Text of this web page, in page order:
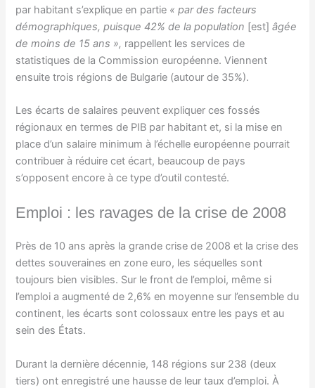
par habitant s’explique en partie « par des facteurs
démographiques, puisque 42% de la population [est] âgée
de moins de 15 ans », rappellent les services de
statistiques de la Commission européenne. Viennent
ensuite trois régions de Bulgarie (autour de 35%).
Les écarts de salaires peuvent expliquer ces fossés
régionaux en termes de PIB par habitant et, si la mise en
place d’un salaire minimum à l’échelle européenne pourrait
contribuer à réduire cet écart, beaucoup de pays
s’opposent encore à ce type d’outil contesté.
Emploi : les ravages de la crise de 2008
Près de 10 ans après la grande crise de 2008 et la crise des
dettes souveraines en zone euro, les séquelles sont
toujours bien visibles. Sur le front de l’emploi, même si
l’emploi a augmenté de 2,6% en moyenne sur l’ensemble du
continent, les écarts sont colossaux entre les pays et au
sein des États.
Durant la dernière décennie, 148 régions sur 238 (deux
tiers) ont enregistré une hausse de leur taux d’emploi. À